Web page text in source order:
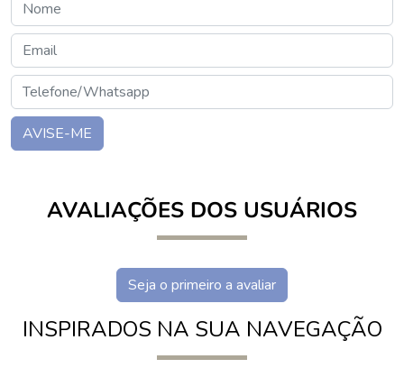
AVISE-ME
AVALIAÇÕES DOS USUÁRIOS
Seja o primeiro a avaliar
INSPIRADOS NA SUA NAVEGAÇÃO